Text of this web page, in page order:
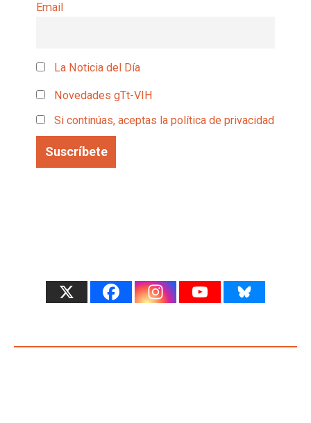
Email
La Noticia del Día
Novedades gTt-VIH
Si continúas, aceptas la política de privacidad